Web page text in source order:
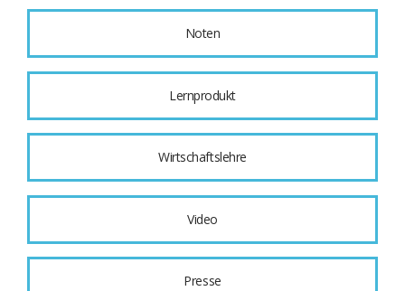
Noten
Lernprodukt
Wirtschaftslehre
Video
Presse